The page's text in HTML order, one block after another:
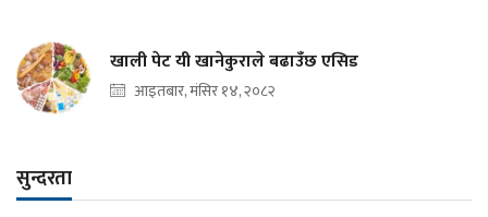
खाली पेट यी खानेकुराले बढाउँछ एसिड
आइतबार, मंसिर १४, २०८२
सुन्दरता